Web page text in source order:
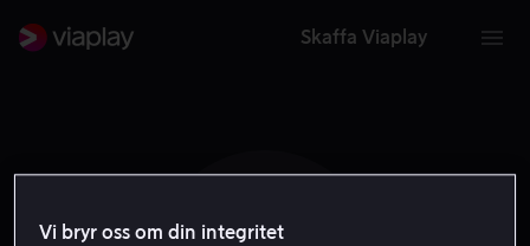
Skaffa Viaplay
Vi bryr oss om din integritet